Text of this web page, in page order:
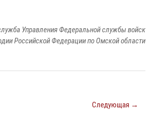
Управления Федеральной службы войск
Российской Федерации по Омской области
Следующая →